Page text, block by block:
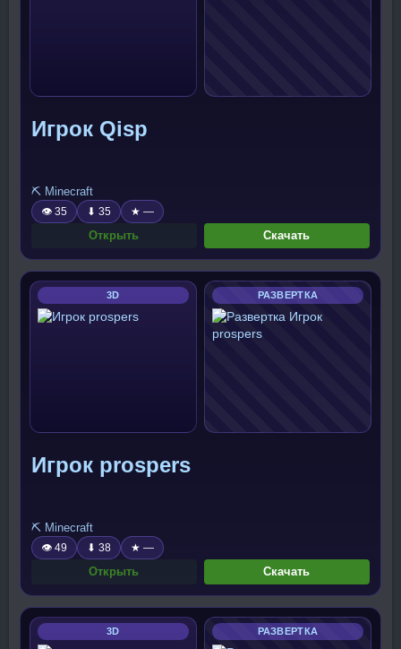
Игрок Qisp
⛏️ Minecraft
👁 35 ⬇ 35 ★ —
Открыть Скачать
3D РАЗВЕРТКА
Игрок prospers
⛏️ Minecraft
👁 49 ⬇ 38 ★ —
Открыть Скачать
3D РАЗВЕРТКА